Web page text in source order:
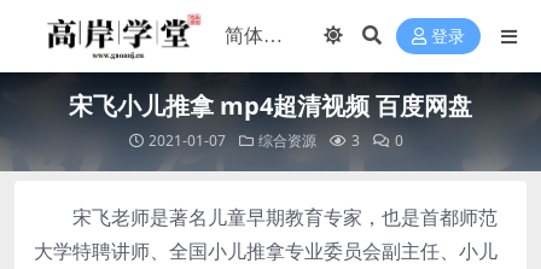
登录
宋飞小儿推拿 mp4超清视频 百度网盘
2021-01-07 综合资源 3 0
宋飞老师是著名儿童早期教育专家，也是首都师范
大学特聘讲师、全国小儿推拿专业委员会副主任、小儿